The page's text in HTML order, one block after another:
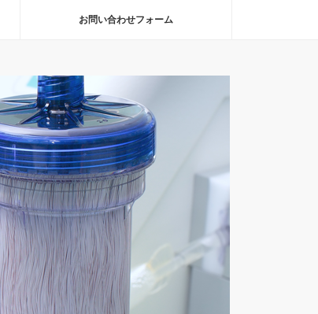
お問い合わせフォーム